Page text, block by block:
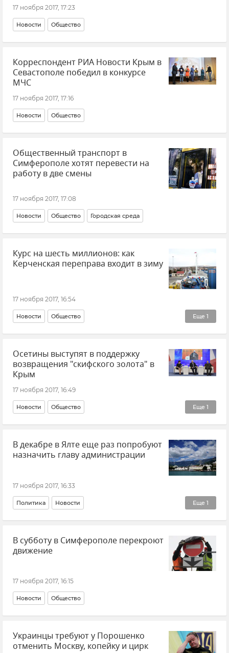
17 ноября 2017, 17:23
Новости Общество
Корреспондент РИА Новости Крым в
Севастополе победил в конкурсе
МЧС
17 ноября 2017, 17:16
Новости Общество
Общественный транспорт в
Симферополе хотят перевести на
работу в две смены
17 ноября 2017, 17:08
Новости Общество Городская среда
Курс на шесть миллионов: как
Керченская переправа входит в зиму
17 ноября 2017, 16:54
Еще 1
Новости Общество
Ситуация на Керченской переправе
Осетины выступят в поддержку
возвращения "скифского золота" в
Крым
17 ноября 2017, 16:49
Еще 1
Новости Общество
Ситуация вокруг скифского золота
В декабре в Ялте еще раз попробуют
назначить главу администрации
17 ноября 2017, 16:33
Еще 1
Политика Новости
Кадровые перестановки во властных структурах Крыма и Севастополя
В субботу в Симферополе перекроют
движение
17 ноября 2017, 16:15
Новости Общество
Украинцы требуют у Порошенко
отменить Москву, копейку и цирк